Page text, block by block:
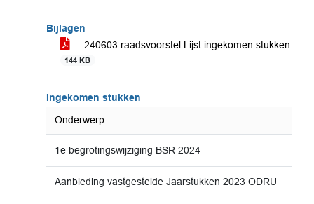
Bijlagen
240603 raadsvoorstel Lijst ingekomen stukken
144 KB
Ingekomen stukken
Onderwerp
1e begrotingswijziging BSR 2024
Aanbieding vastgestelde Jaarstukken 2023 ODRU